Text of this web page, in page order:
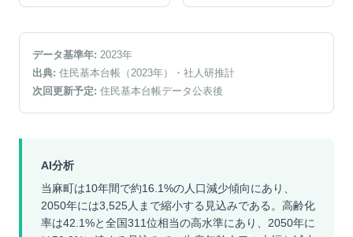
データ基準年: 2023年
出典: 住民基本台帳（2023年）
・社人研推計
次回更新予定: 住民基本台帳データ公表後
AI分析
当麻町は10年間で約16.1%の人口減少傾向にあり、
2050年には3,525人まで縮小する見込みである。高齢化
率は42.1%と全国311位相当の高水準にあり、2050年に